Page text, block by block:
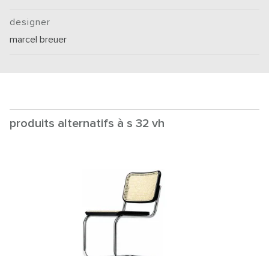
designer
marcel breuer
produits alternatifs à s 32 vh